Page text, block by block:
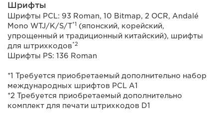
Шрифты
Шрифты PCL: 93 Roman, 10 Bitmap, 2 OCR, Andalé
Mono WTJ/K/S/T*1 (японский, корейский,
упрощенный и традиционный китайский), шрифты
для штрихкодов*2
Шрифты PS: 136 Roman
*1 Требуется приобретаемый дополнительно набор
международных шрифтов PCL A1
*2 Требуется приобретаемый дополнительно
комплект для печати штрихкодов D1